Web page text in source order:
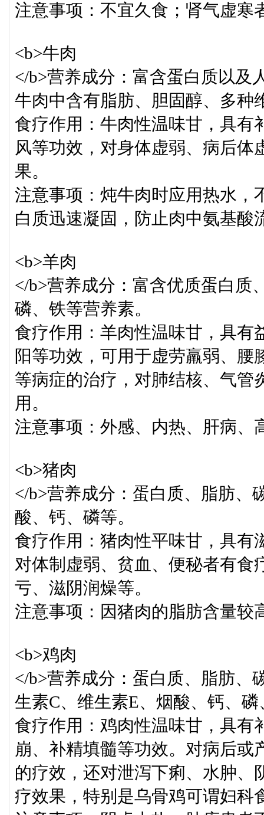
注意事项：不宜久食；肾气虚寒
<b>牛肉
</b>营养成分：富含蛋白质以及
牛肉中含有脂肪、胆固醇、多种
食疗作用：牛肉性温味甘，具有
风等功效，对身体虚弱、病后
果。
注意事项：炖牛肉时应用热水，
白质迅速凝固，防止肉中氨基酸
<b>羊肉
</b>营养成分：富含优质蛋白质
磷、铁等营养素。
食疗作用：羊肉性温味甘，具有
阳等功效，可用于虚劳羸弱、
等病症的治疗，对肺结核、气管
用。
注意事项：外感、内热、肝病、
<b>猪肉
</b>营养成分：蛋白质、脂肪、
酸、钙、磷等。
食疗作用：猪肉性平味甘，具有
对体制虚弱、贫血、便秘者有食
亏、滋阴润燥等。
注意事项：因猪肉的脂肪含量较
<b>鸡肉
</b>营养成分：蛋白质、脂肪、
生素C、维生素E、烟酸、钙、磷
食疗作用：鸡肉性温味甘，具有
崩、补精填髓等功效。对病后或
的疗效，还对泄泻下痢、水肿、
疗效果，特别是乌骨鸡可谓妇科